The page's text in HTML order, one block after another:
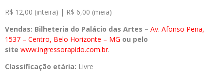
R$ 12,00 (inteira) | R$ 6,00 (meia)
Vendas: Bilheteria do Palácio das Artes – Av. Afonso Pena,
1537 – Centro, Belo Horizonte – MG ou pelo
site www.ingressorapido.com.br.
Classificação etária: Livre